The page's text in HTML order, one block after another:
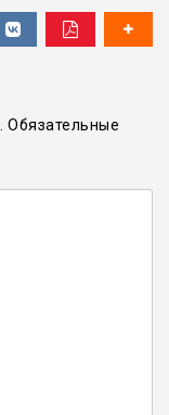
Обязательные